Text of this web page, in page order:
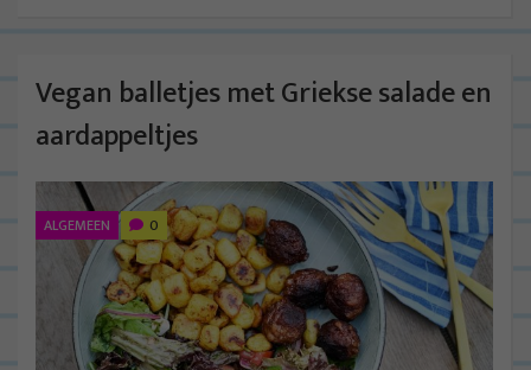
Vegan balletjes met Griekse salade en
aardappeltjes
ALGEMEEN 0